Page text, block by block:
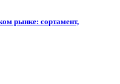
рынке: сортамент,